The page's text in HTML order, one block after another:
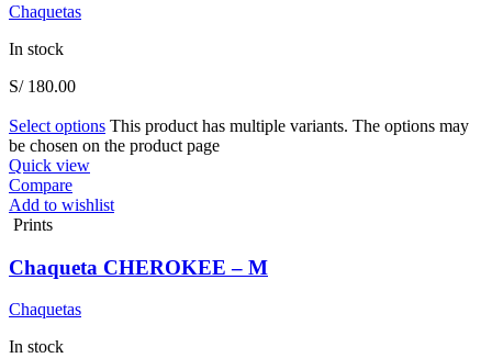
Chaquetas
In stock
S/180.00
Select options This product has multiple variants. The options may
be chosen on the product page
Quick view
Compare
Add to wishlist
Prints
Chaqueta CHEROKEE – M
Chaquetas
In stock